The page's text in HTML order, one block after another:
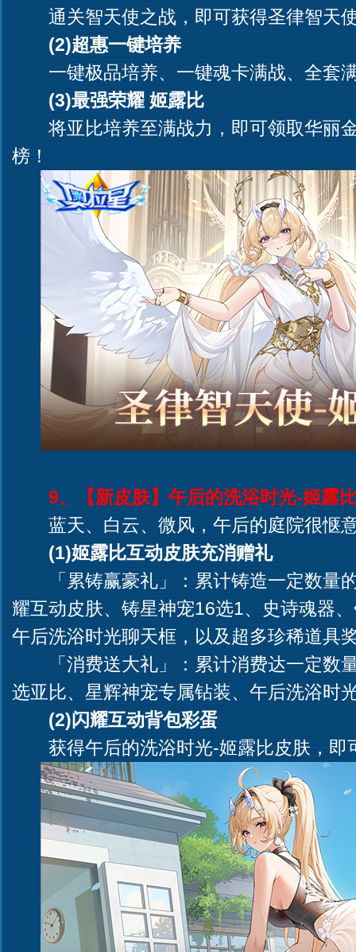
通关智天使之战，即可获得圣律智天
(2)超惠一键培养
一键极品培养、一键魂卡满战、全套
(3)最强荣耀 姬露比
将亚比培养至满战力，即可领取华丽
榜！
9、【新皮肤】午后的洗浴时光-姬露
蓝天、白云、微风，午后的庭院很惬
(1)姬露比互动皮肤充消赠礼
「累铸赢豪礼」：累计铸造一定数量
耀互动皮肤、铸星神宠16选1、史诗魂器
午后洗浴时光聊天框，以及超多珍稀道具
「消费送大礼」：累计消费达一定数
选亚比、星辉神宠专属钻装、午后洗浴时
(2)闪耀互动背包彩蛋
获得午后的洗浴时光-姬露比皮肤，即